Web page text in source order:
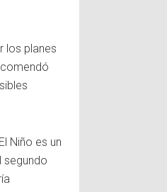
los planes
Niño es un
segundo